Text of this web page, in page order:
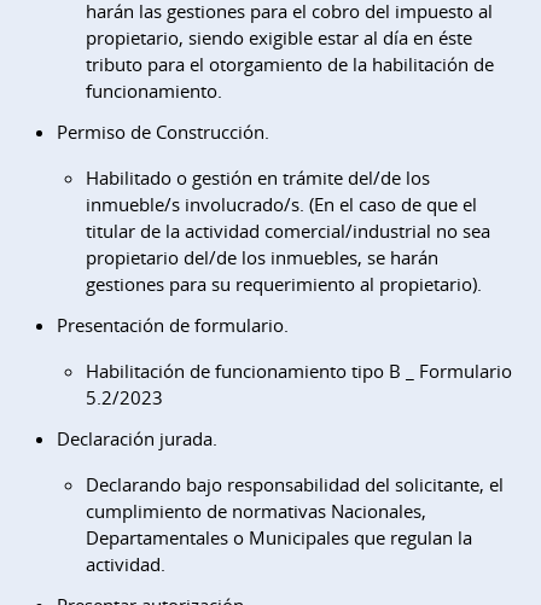
harán las gestiones para el cobro del impuesto al
propietario, siendo exigible estar al día en éste
tributo para el otorgamiento de la habilitación de
funcionamiento.
Permiso de Construcción.
Habilitado o gestión en trámite del/de los
inmueble/s involucrado/s. (En el caso de que el
titular de la actividad comercial/industrial no sea
propietario del/de los inmuebles, se harán
gestiones para su requerimiento al propietario).
Presentación de formulario.
Habilitación de funcionamiento tipo B _ Formulario
5.2/2023
Declaración jurada.
Declarando bajo responsabilidad del solicitante, el
cumplimiento de normativas Nacionales,
Departamentales o Municipales que regulan la
actividad.